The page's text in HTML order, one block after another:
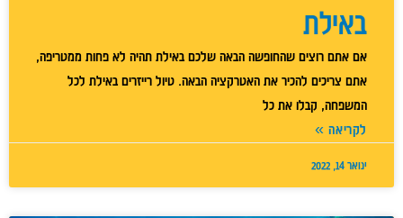
באילת
אם אתם רוצים שהחופשה הבאה שלכם באילת תהיה לא פחות ממטריפה,
אתם צריכים להכיר את האטרקציה הבאה. טיול רייזרים באילת לכל
המשפחה, קבלו את כל
לקריאה »
ינואר 14, 2022